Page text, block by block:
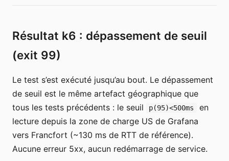
Résultat k6 : dépassement de seuil
(exit 99)
Le test s’est exécuté jusqu’au bout. Le dépassement
de seuil est le même artefact géographique que
tous les tests précédents : le seuil
p(95)<500ms
en
lecture depuis la zone de charge US de Grafana
vers Francfort (~130 ms de RTT de référence).
Aucune erreur 5xx, aucun redémarrage de service.